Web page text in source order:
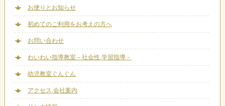
お便りとお知らせ
初めてのご利用をお考えの方へ
お問い合わせ
わいわい指導教室－社会性,学習指導－
幼児教室ぐんぐん
アクセス,会社案内